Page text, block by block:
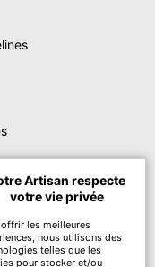
Yvelines
Artisan respecte
votre vie privée
offrir les meilleures
nous utilisons des
telles que les
pour stocker et/ou